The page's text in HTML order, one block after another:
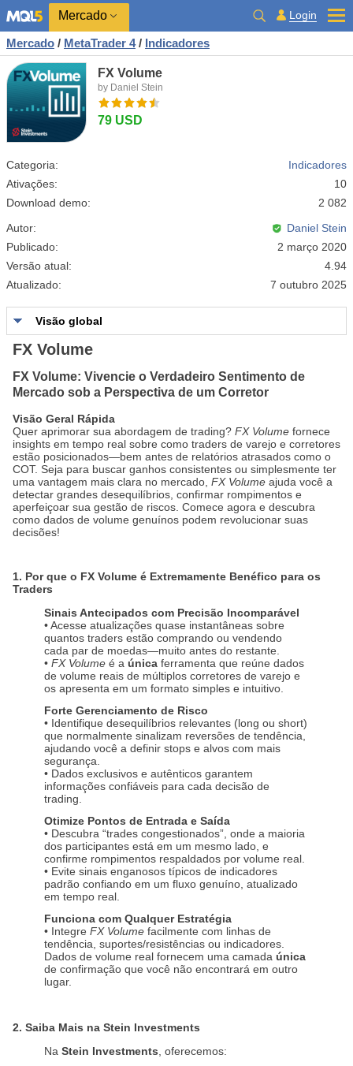
Mercado Login
Mercado / MetaTrader 4 / Indicadores
FX Volume
by Daniel Stein
79 USD
Categoria:
Indicadores
Ativações:
10
Download demo:
2 082
Autor:
Daniel Stein
Publicado:
2 março 2020
Versão atual:
4.94
Atualizado:
7 outubro 2025
Visão global
FX Volume
FX Volume: Vivencie o Verdadeiro Sentimento de
Mercado sob a Perspectiva de um Corretor
Visão Geral Rápida
Quer aprimorar sua abordagem de trading? FX Volume fornece
insights em tempo real sobre como traders de varejo e corretores
estão posicionados—bem antes de relatórios atrasados como o
COT. Seja para buscar ganhos consistentes ou simplesmente ter
uma vantagem mais clara no mercado, FX Volume ajuda você a
detectar grandes desequilíbrios, confirmar rompimentos e
aperfeiçoar sua gestão de riscos. Comece agora e descubra
como dados de volume genuínos podem revolucionar suas
decisões!
1. Por que o FX Volume é Extremamente Benéfico para os
Traders
Sinais Antecipados com Precisão Incomparável
• Acesse atualizações quase instantâneas sobre
quantos traders estão comprando ou vendendo
cada par de moedas—muito antes do restante.
• FX Volume é a única ferramenta que reúne dados
de volume reais de múltiplos corretores de varejo e
os apresenta em um formato simples e intuitivo.
Forte Gerenciamento de Risco
• Identifique desequilíbrios relevantes (long ou short)
que normalmente sinalizam reversões de tendência,
ajudando você a definir stops e alvos com mais
segurança.
• Dados exclusivos e autênticos garantem
informações confiáveis para cada decisão de
trading.
Otimize Pontos de Entrada e Saída
• Descubra “trades congestionados”, onde a maioria
dos participantes está em um mesmo lado, e
confirme rompimentos respaldados por volume real.
• Evite sinais enganosos típicos de indicadores
padrão confiando em um fluxo genuíno, atualizado
em tempo real.
Funciona com Qualquer Estratégia
• Integre FX Volume facilmente com linhas de
tendência, suportes/resistências ou indicadores.
Dados de volume real fornecem uma camada única
de confirmação que você não encontrará em outro
lugar.
2. Saiba Mais na Stein Investments
Na Stein Investments , oferecemos: